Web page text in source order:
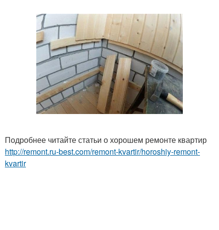
Подробнее читайте статьи о хорошем ремонте квартир
http://remont.ru-best.com/remont-kvartir/horoshiy-remont-
kvartir